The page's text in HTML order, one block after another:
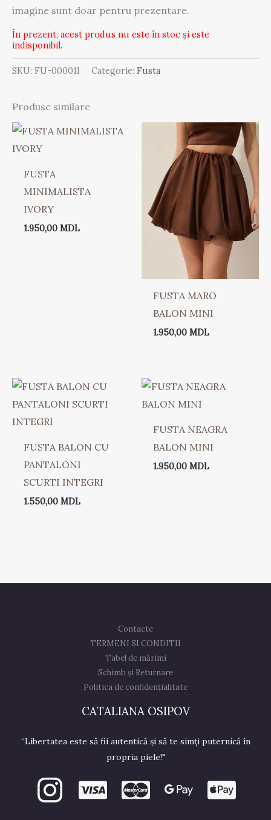
imagine sunt doar pentru prezentare.
În prezent, acest produs nu este în stoc și este
indisponibil.
SKU: FU-00001I Categorie: Fusta
Produse similare
FUSTA
MINIMALISTA
IVORY
1.950,00MDL
FUSTA MARO
BALON MINI
1.950,00MDL
FUSTA BALON CU
PANTALONI
SCURTI INTEGRI
1.550,00MDL
FUSTA NEAGRA
BALON MINI
1.950,00MDL
Contacte
TERMENI SI CONDITII
Tabel de mărimi
Schimb și Returnare
Politica de confidențialitate
CATALIANA OSIPOV
“Libertatea este să fii autentică și să te simți puternică în
propria piele!"